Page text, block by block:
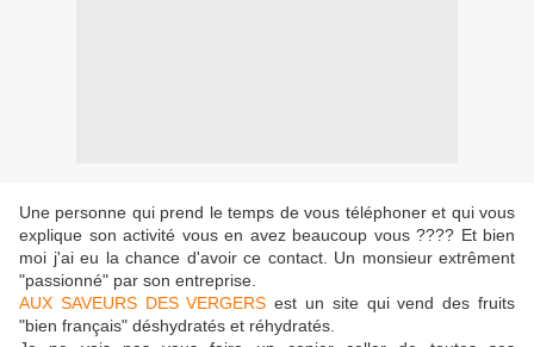
Une personne qui prend le temps de vous téléphoner et qui vous
explique son activité vous en avez beaucoup vous ???? Et bien
moi j'ai eu la chance d'avoir ce contact. Un monsieur extrêment
"passionné" par son entreprise.
AUX SAVEURS DES VERGERS est un site qui vend des fruits
"bien français" déshydratés et réhydratés.